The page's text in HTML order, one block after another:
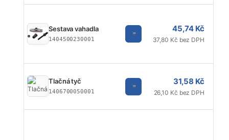
Sestava vahadla
1404500230001
45,74 Kč
37,80 Kč bez DPH
Tlačná tyč
1406700050001
31,58 Kč
26,10 Kč bez DPH